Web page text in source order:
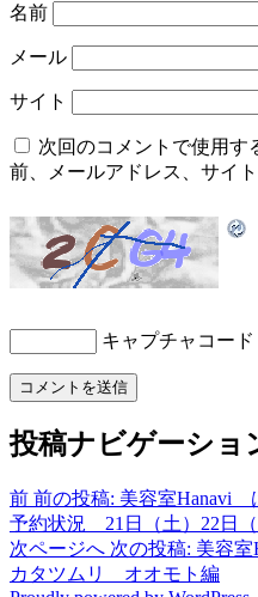
名前
メール
サイト
次回のコメントで使用す
前、メールアドレス、サイト
キャプチャコード
投稿ナビゲーショ
前 前の投稿: 美容室Hanavi
予約状況 21日（土）22日（
次ページへ 次の投稿: 美容
カタツムリ オオモト編